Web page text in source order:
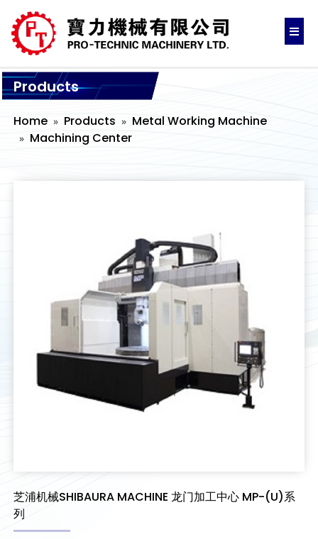
Products
Home Products
Metal Working Machine
Machining Center
芝浦机械SHIBAURA MACHINE 龙门加工中心 MP-(U)系
列